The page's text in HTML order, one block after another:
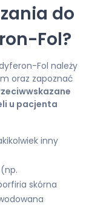
do
Fol?
Fol należy
oraz zapoznać
u pacjenta
inny
skórna